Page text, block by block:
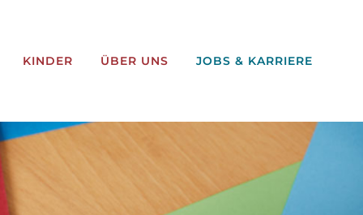
KINDER ÜBER UNS JOBS & KARRIERE